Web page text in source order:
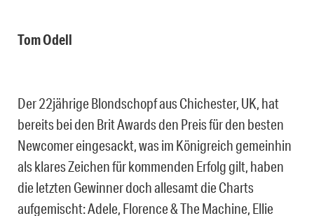
Tom Odell
Der 22jährige Blondschopf aus Chichester, UK, hat
bereits bei den Brit Awards den Preis für den besten
Newcomer eingesackt, was im Königreich gemeinhin
als klares Zeichen für kommenden Erfolg gilt, haben
die letzten Gewinner doch allesamt die Charts
aufgemischt: Adele, Florence & The Machine, Ellie